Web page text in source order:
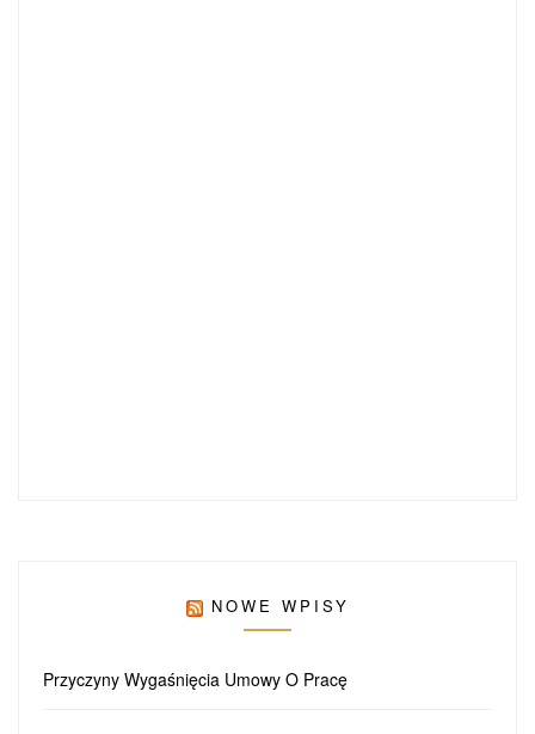
NOWE WPISY
Przyczyny Wygaśnięcia Umowy O Pracę